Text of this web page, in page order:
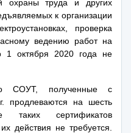
охраны труда и других
к организации
проверка
ведению работ на
1 октября 2020 года не
СОУТ, полученные с
продлеваются на шесть
таких сертификатов
действия не требуется.